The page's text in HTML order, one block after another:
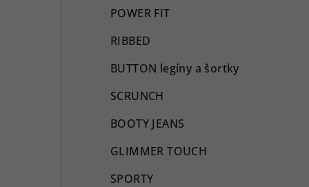
POWER FIT
RIBBED
BUTTON legíny a šortky
SCRUNCH
BOOTY JEANS
GLIMMER TOUCH
SPORTY